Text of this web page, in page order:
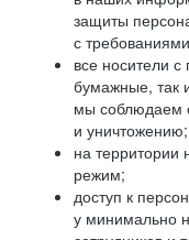
защиты
с
все носители
бумажные, так
мы соблюдаем
и уничтожению;
на территории
режим;
доступ к
у минимально